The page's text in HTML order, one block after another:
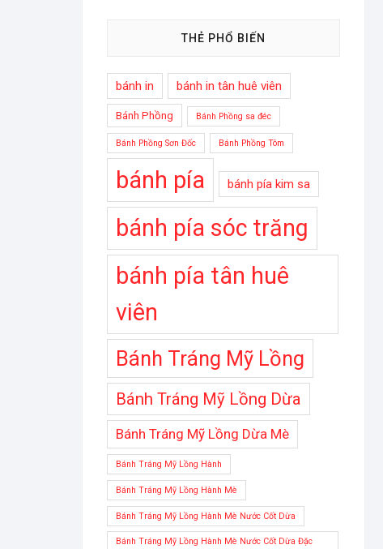
THẺ PHỔ BIẾN
bánh in bánh in tân huê viên
Bánh Phồng Bánh Phồng sa đéc
Bánh Phồng Sơn Đốc Bánh Phồng Tôm
bánh pía bánh pía kim sa
bánh pía sóc trăng
bánh pía tân huê
viên
Bánh Tráng Mỹ Lồng
Bánh Tráng Mỹ Lồng Dừa
Bánh Tráng Mỹ Lồng Dừa Mè
Bánh Tráng Mỹ Lồng Hành
Bánh Tráng Mỹ Lồng Hành Mè
Bánh Tráng Mỹ Lồng Hành Mè Nước Cốt Dừa
Bánh Tráng Mỹ Lồng Hành Mè Nước Cốt Dừa Đặc